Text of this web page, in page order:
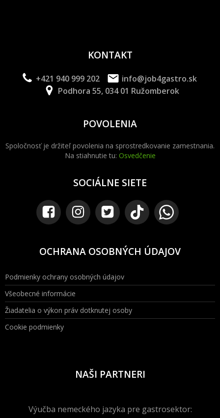
KONTAKT
+421 940 999 202
info@job4gastro.sk
Podhora 55, 034 01 Ružomberok
POVOLENIA
Spoločnosť je držiteľ povolenia na sprostredkovanie zamestnania.
Na stiahnutie tu: Osvedčenie
SOCIÁLNE SIETE
OCHRANA OSOBNÝCH ÚDAJOV
Podmienky ochrany osobných údajov
Všeobecné informácie
Žiadatelia o výkon práv dotknutej osoby
Cookie podmienky
NAŠI PARTNERI
Výučba nemeckého jazyka pre gastrosektor: